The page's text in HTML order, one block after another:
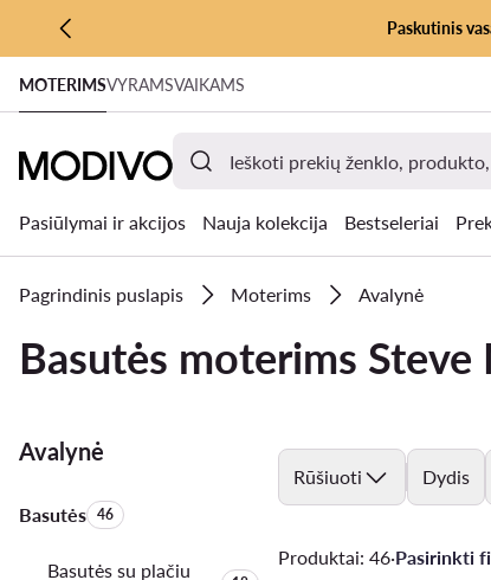
PEREITI PRIE PAGRINDINIO TURINIO
PEREITI Į PAIEŠKĄ
Paskutinis
MOTERIMSVYRAMSVAIKAMS
Pasiūlymai ir akcijos Nauja kolekcija Bestseleriai
Pagrindinis puslapis Moterims Avalynė
Basutės moterims Steve
Avalynė
BasutėsProduktų skaičius:
46
Basutės su plačiu
Rūšiuoti Dydis
Produktai: 46·Pasirinkti